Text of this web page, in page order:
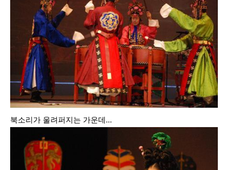
북소리가 울려퍼지는 가운데...